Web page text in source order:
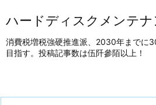
ハードディスクメンテナ
消費税増税強硬推進派、2030年までに
目指す。投稿記事数は伍阡參陌以上！